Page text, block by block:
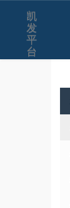
凯
发
平
台